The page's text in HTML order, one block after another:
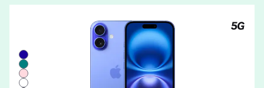
Liste de couleurs disponibles pour le APPLE iPhone 16
Bleu
Vert
Rose